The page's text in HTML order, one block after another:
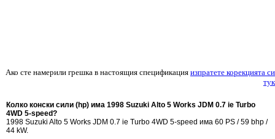
Ако сте намерили грешка в настоящия спецификация изпратете корекцията си
тук
Колко конски сили (hp) има 1998 Suzuki Alto 5 Works JDM 0.7 ie Turbo
4WD 5-speed?
1998 Suzuki Alto 5 Works JDM 0.7 ie Turbo 4WD 5-speed има 60 PS / 59 bhp /
44 kW.